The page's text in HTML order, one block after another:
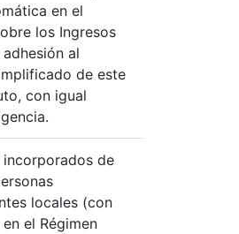
en el
los Ingresos
al
de este
con igual
incorporados de
locales (con
el Régimen